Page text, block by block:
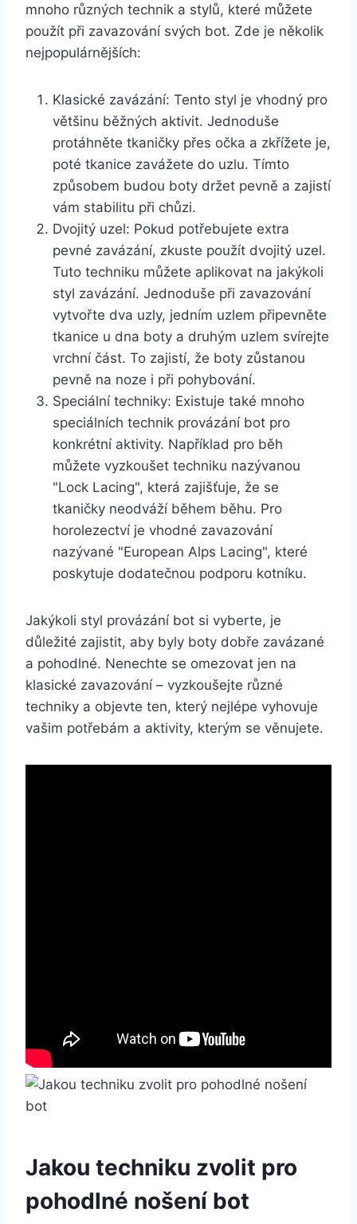
mnoho​ různých ‌technik a stylů, které můžete
použít při zavazování svých bot.​ Zde je několik
nejpopulárnějších:
Klasické zavázání: Tento styl je vhodný⁢ pro
většinu běžných aktivit. Jednoduše
protáhněte tkaničky přes očka ⁢a⁤ zkřížete je,
poté tkanice zavážete‍ do⁢ uzlu. Tímto
způsobem budou boty držet pevně a zajistí⁤
vám stabilitu při chůzi.
Dvojitý uzel: Pokud potřebujete extra
pevné zavázání, zkuste ‍použít dvojitý​ uzel.
Tuto techniku můžete aplikovat na jakýkoli
styl zavázání. ​Jednoduše ​při ⁣zavazování
vytvořte dva ⁢uzly, jedním uzlem připevněte
tkanice u dna boty a druhým uzlem svírejte
vrchní ⁢část. To zajistí,‍ že boty⁢ zůstanou
pevně na noze i při pohybování.
Speciální techniky: Existuje také​ mnoho
speciálních ⁣technik provázání bot pro ​
konkrétní aktivity.‌ Například‍ pro běh
můžete vyzkoušet techniku nazývanou ⁣
"Lock⁣ Lacing", která zajišťuje, že se​
tkaničky ​neodváží během běhu. Pro
horolezectví ‌je vhodné zavazování
nazývané "European Alps⁤ Lacing", které
poskytuje dodatečnou podporu kotníku.
Jakýkoli styl provázání bot ​si vyberte, je⁢
důležité zajistit, aby⁣ byly ‍boty dobře ⁤zavázané‌
a pohodlné. Nenechte se omezovat jen na
klasické ⁣zavazování – vyzkoušejte různé
techniky a objevte ten, který nejlépe vyhovuje
vašim ‌potřebám a aktivity, kterým se věnujete.
Jakou⁤ techniku ⁣zvolit pro
pohodlné nošení bot